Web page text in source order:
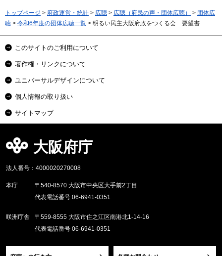
トップページ > 府政運営・統計 > 広聴 > 広聴（府民の声・団体広聴） > 団体広
聴 > 令和6年度の団体広聴一覧 > 明るい民主大阪府政をつくる会 要望書
このサイトのご利用について
著作権・リンクについて
ユニバーサルデザインについて
個人情報の取り扱い
サイトマップ
大阪府庁
法人番号：4000020270008
本庁
〒540-8570 大阪市中央区大手前2丁目
代表電話番号 06-6941-0351
咲洲庁舎
〒559-8555 大阪市住之江区南港北1-14-16
代表電話番号 06-6941-0351